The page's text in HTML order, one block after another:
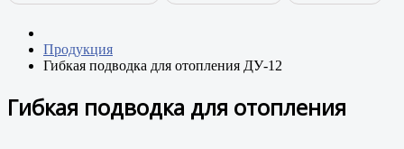
Продукция
Гибкая подводка для отопления ДУ-12
Гибкая подводка для отопления